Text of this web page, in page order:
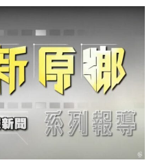
(郭亞文) 、Hundiv、Nabu(孫